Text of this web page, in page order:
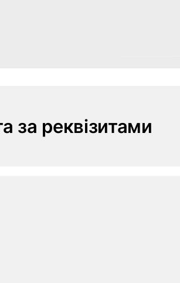
за реквізитами